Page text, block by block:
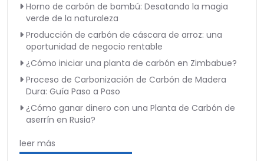
Horno de carbón de bambú: Desatando la magia
verde de la naturaleza
Producción de carbón de cáscara de arroz: una
oportunidad de negocio rentable
¿Cómo iniciar una planta de carbón en Zimbabue?
Proceso de Carbonización de Carbón de Madera
Dura: Guía Paso a Paso
¿Cómo ganar dinero con una Planta de Carbón de
aserrín en Rusia?
leer más